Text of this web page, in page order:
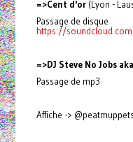
=>Cent d'or(Lyon -
Passage de disque
https://
=>DJ Steve No Jobs
Passage de mp3
Affiche -> @peatmuppets